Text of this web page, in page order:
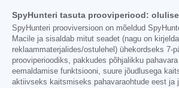
SpyHunteri tasuta prooviperiood:
SpyHunteri prooviversioon on mõeldud
Macile ja sisaldab mitut seadet (nagu on
reklaammaterjalides/ostulehel) ühekordseks 7-
prooviperioodiks, pakkudes põhjalikku
eemaldamise funktsiooni, suure jõudlusega
aktiivseks kaitsmiseks pahavaraohtude eest ja